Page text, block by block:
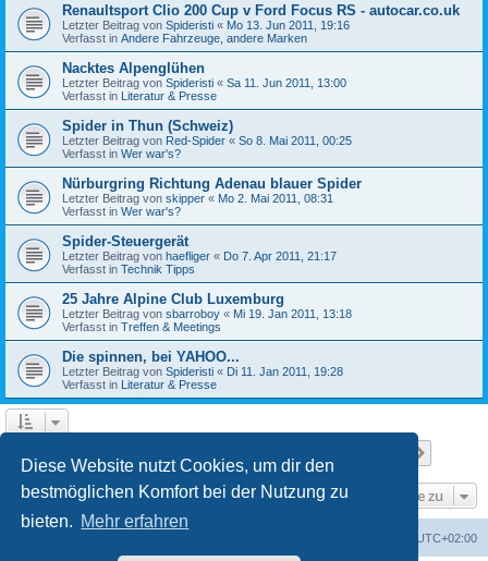
Diese Website nutzt Cookies, um dir den
bestmöglichen Komfort bei der Nutzung zu
bieten. Mehr erfahren
Renaultsport Clio 200 Cup v Ford Focus RS - autocar.co.uk
Letzter Beitrag von Spideristi « Mo 13. Jun 2011, 19:16
Verfasst in Andere Fahrzeuge, andere Marken
Nacktes Alpenglühen
Letzter Beitrag von Spideristi « Sa 11. Jun 2011, 13:00
Verfasst in Literatur & Presse
Spider in Thun (Schweiz)
Letzter Beitrag von Red-Spider « So 8. Mai 2011, 00:25
Verfasst in Wer war's?
Nürburgring Richtung Adenau blauer Spider
Letzter Beitrag von skipper « Mo 2. Mai 2011, 08:31
Verfasst in Wer war's?
Spider-Steuergerät
Letzter Beitrag von haefliger « Do 7. Apr 2011, 21:17
Verfasst in Technik Tipps
25 Jahre Alpine Club Luxemburg
Letzter Beitrag von sbarroboy « Mi 19. Jan 2011, 13:18
Verfasst in Treffen & Meetings
Die spinnen, bei YAHOO...
Letzter Beitrag von Spideristi « Di 11. Jan 2011, 19:28
Verfasst in Literatur & Presse
Gehe zu
UTC+02:00